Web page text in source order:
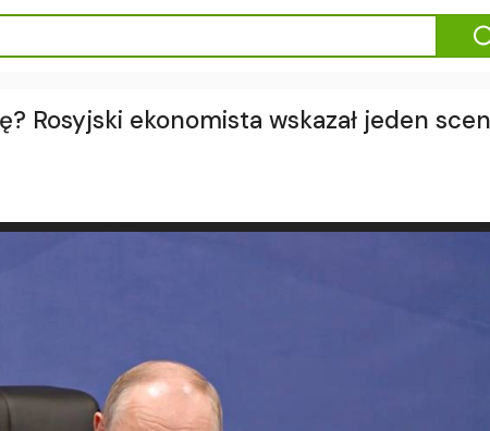
Rosyjski ekonomista wskazał jeden